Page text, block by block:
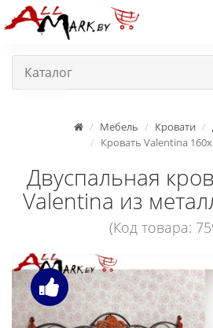
Каталог
Мебель Кровати
Кровать Valentina
Двуспальная
Valentina из
(Код товара: